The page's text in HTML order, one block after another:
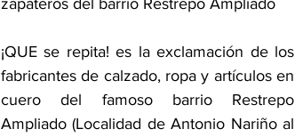
zapateros del barrio Restrepo Ampliado
¡QUE se repita! es la exclamación de los
fabricantes de calzado, ropa y artículos en
cuero del famoso barrio Restrepo
Ampliado (Localidad de Antonio Nariño al